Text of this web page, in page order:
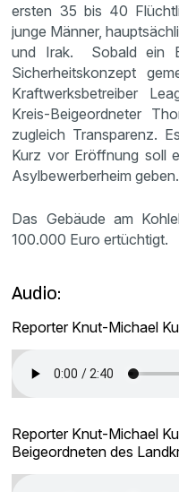
ersten 35 bis 40
junge Männer,
und Irak. Sobald ein
Sicherheitskonzept
Kraftwerksbetreiber
Kreis-Beigeordneter
zugleich Transparenz.
Kurz vor Eröffnung soll
Asylbewerberheim geben.
Das Gebäude am
100.000 Euro ertüchtigt.
Audio:
Reporter Knut-Michael
Reporter Knut-Michael
Beigeordneten des